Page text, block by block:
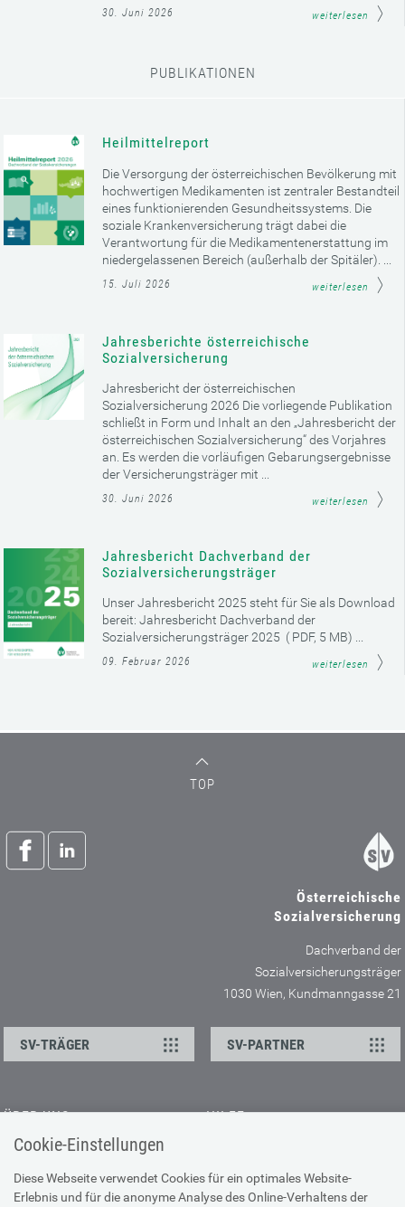
Cookie-Einstellungen
Diese Webseite verwendet Cookies für ein optimales Website-
Erlebnis und für die anonyme Analyse des Online-Verhaltens der
30. Juni 2026 weiterlesen
PUBLIKATIONEN
Heilmittelreport
Die Versorgung der österreichischen Bevölkerung mit
hochwertigen Medikamenten ist zentraler Bestandteil
eines funktionierenden Gesundheitssystems. Die
soziale Krankenversicherung trägt dabei die
Verantwortung für die Medikamentenerstattung im
niedergelassenen Bereich (außerhalb der Spitäler). ...
15. Juli 2026 weiterlesen
Jahresberichte österreichische
Sozialversicherung
Jahresbericht der österreichischen
Sozialversicherung 2026 Die vorliegende Publikation
schließt in Form und Inhalt an den „Jahresbericht der
österreichischen Sozialversicherung“ des Vorjahres
an. Es werden die vorläufigen Gebarungsergebnisse
der Versicherungsträger mit ...
30. Juni 2026 weiterlesen
Jahresbericht Dachverband der
Sozialversicherungsträger
Unser Jahresbericht 2025 steht für Sie als Download
bereit: Jahresbericht Dachverband der
Sozialversicherungsträger 2025 ( PDF, 5 MB) ...
09. Februar 2026 weiterlesen
TOP
Österreichische
Sozialversicherung
Dachverband der
Sozialversicherungsträger
1030 Wien, Kundmanngasse 21
SV-TRÄGER SV-PARTNER
ÜBER UNS
Kontakt
Offene Stellen
Presse
HILFE
Browser-Info & Sicherheit
Hilfe zur Suche